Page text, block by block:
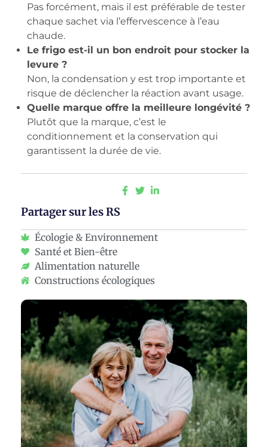
Pas forcément, mais il est préférable de tester
chaque sachet via l’effervescence à l’eau
chaude.
Le frigo est-il un bon endroit pour stocker la
levure ?
Non, la condensation y est trop importante et
risque de déclencher la réaction avant usage.
Quelle marque offre la meilleure longévité ?
Plutôt que la marque, c’est le
conditionnement et la conservation qui
garantissent la durée de vie.
Partager sur les RS
Écologie & Environnement
Santé et Bien-être
Alimentation naturelle
Constructions écologiques